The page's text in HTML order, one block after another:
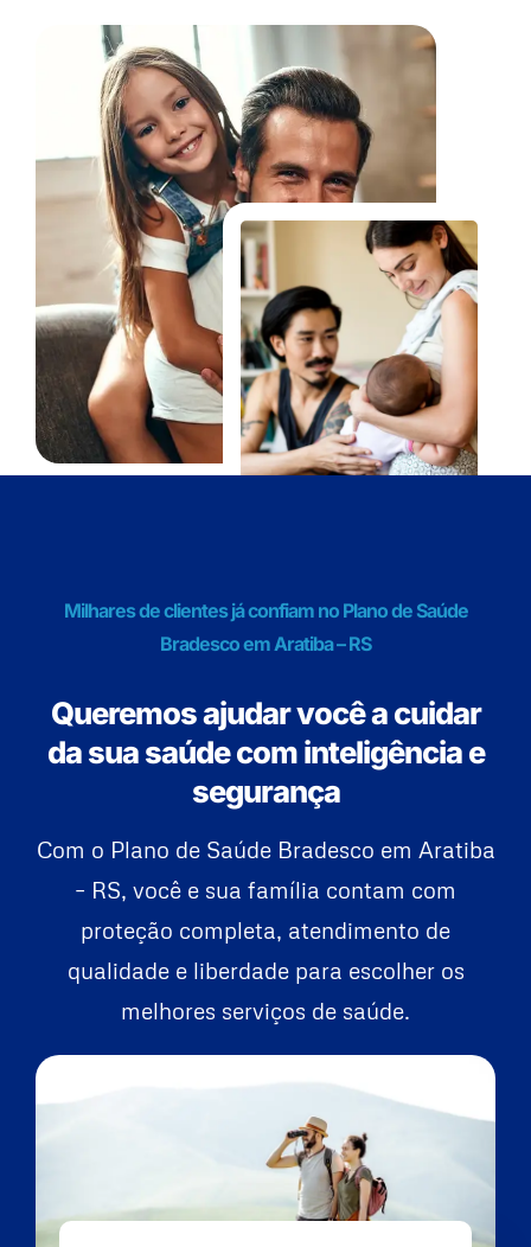
Milhares de clientes já confiam no Plano de Saúde
Bradesco em Aratiba – RS
Queremos ajudar você a cuidar
da sua saúde com inteligência e
segurança
Com o Plano de Saúde Bradesco em Aratiba
– RS, você e sua família contam com
proteção completa, atendimento de
qualidade e liberdade para escolher os
melhores serviços de saúde.